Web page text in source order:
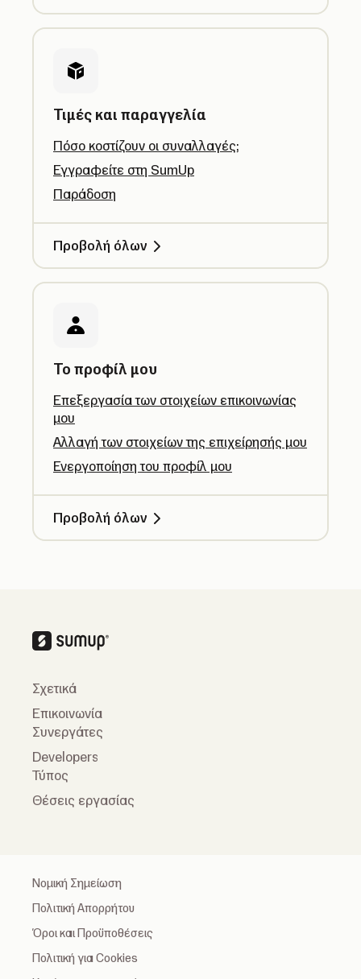
Τιμές και παραγγελία
Πόσο κοστίζουν οι συναλλαγές;
Εγγραφείτε στη SumUp
Παράδοση
Προβολή όλων
Το προφίλ μου
Επεξεργασία των στοιχείων επικοινωνίας
μου
Αλλαγή των στοιχείων της επιχείρησής μου
Ενεργοποίηση του προφίλ μου
Προβολή όλων
Σχετικά
Επικοινωνία
Συνεργάτες
Developers
Τύπος
Θέσεις εργασίας
Νομική Σημείωση
Πολιτική Απορρήτου
Όροι και Προϋποθέσεις
Πολιτική για Cookies